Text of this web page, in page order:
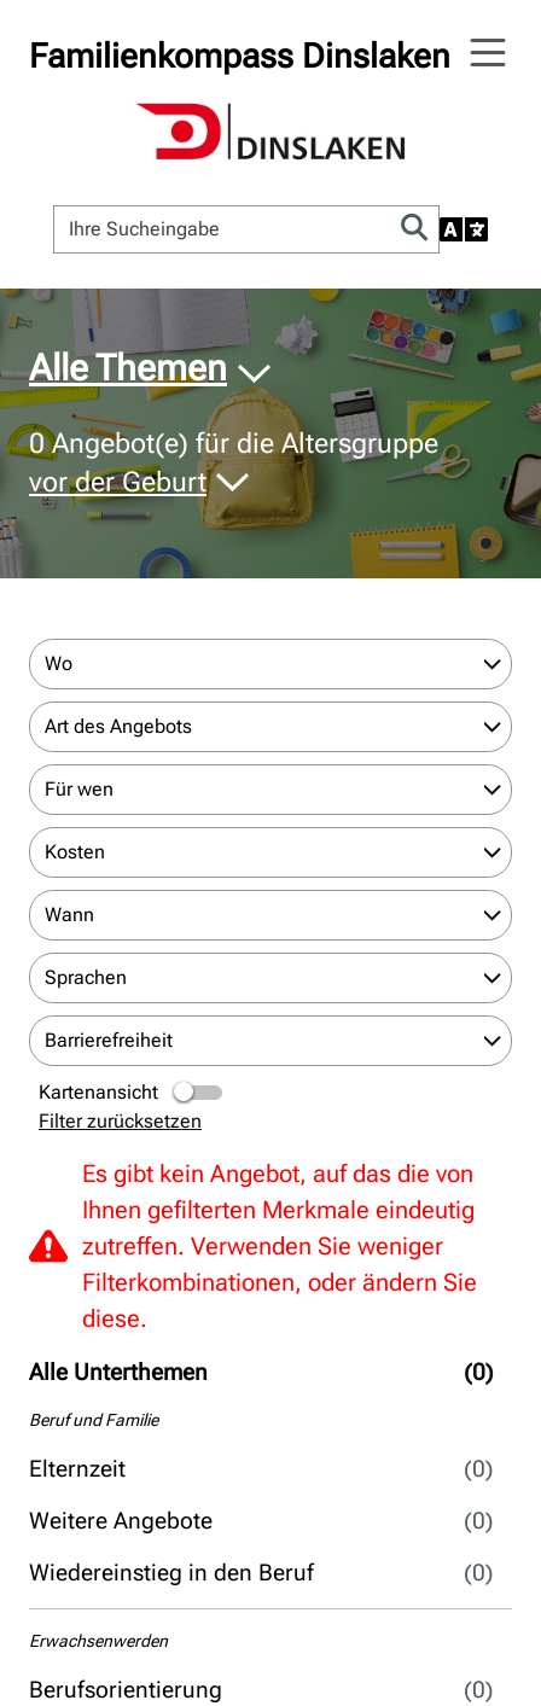
Familienkompass Dinslaken
© Bildnachweis
Alle Themen
0Angebot(e) für die Altersgruppe
vor der Geburt
Alle Unterthemen (0)
Beruf und Familie
Elternzeit
(0)
Weitere Angebote
(0)
Wiedereinstieg in den Beruf
(0)
Erwachsenwerden
Berufsorientierung
(0)
Wo
Art des Angebots
Für wen
Kosten
Wann
Sprachen
Barrierefreiheit
Kartenansicht
Filter zurücksetzen
Es gibt kein Angebot, auf das die von
Ihnen gefilterten Merkmale eindeutig
zutreffen. Verwenden Sie weniger
Filterkombinationen, oder ändern Sie
diese.